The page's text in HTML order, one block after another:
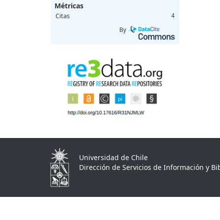
Métricas
Citas 4
By
Universidad de Chile
Dirección de Servicios de Información y